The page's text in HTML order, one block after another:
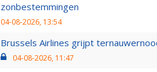
zonbestemmingen
04-08-2026, 13:54
Brussels Airlines grijpt
04-08-2026, 11:47